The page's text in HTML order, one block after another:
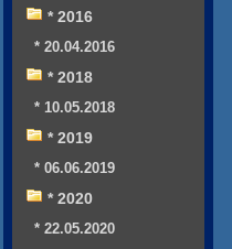
* 2016
* 20.04.2016
* 2018
* 10.05.2018
* 2019
* 06.06.2019
* 2020
* 22.05.2020